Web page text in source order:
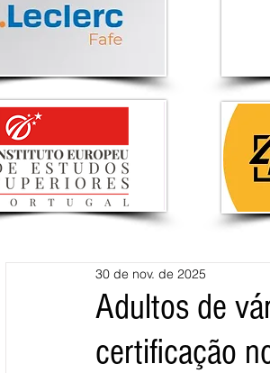
Adultos de
certificação
30 de nov. de 2025